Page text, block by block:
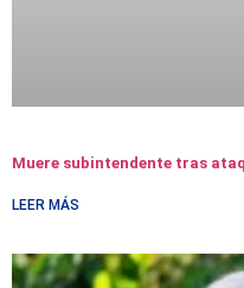
Muere subintendente tras
LEER MÁS